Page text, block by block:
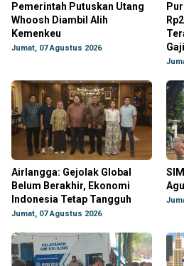
Pemerintah Putuskan Utang
Whoosh Diambil Alih
Kemenkeu
Jumat, 07 Agustus 2026
Airlangga: Gejolak Global
Belum Berakhir, Ekonomi
Indonesia Tetap Tangguh
Jumat, 07 Agustus 2026